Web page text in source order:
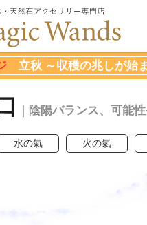
立秋 ～収穫の兆しが始
｜陰陽バランス、可能
水の氣 火の氣